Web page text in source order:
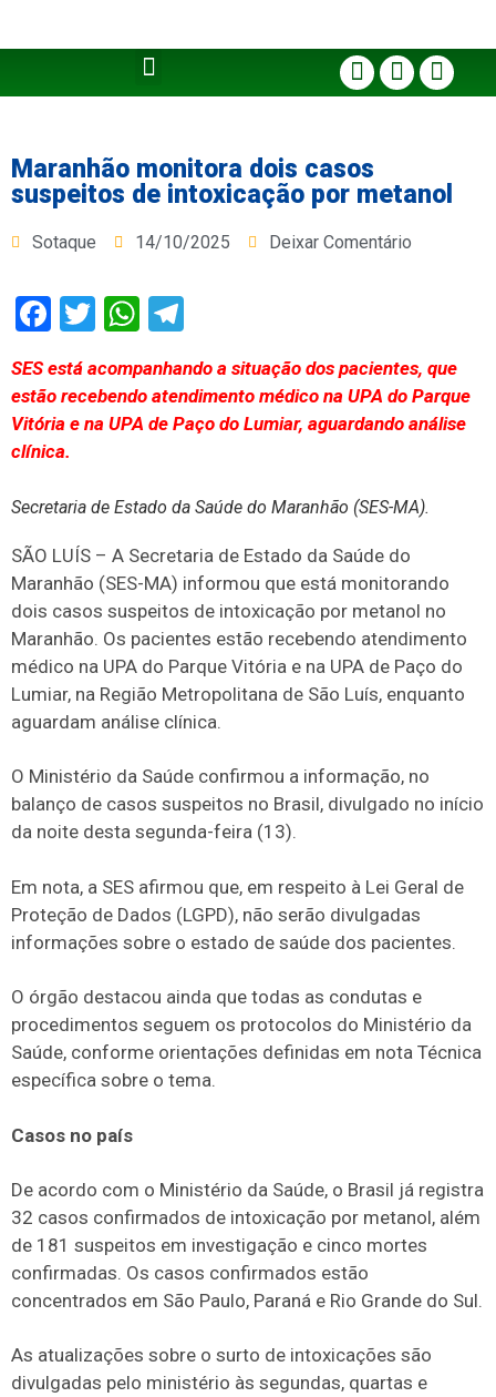
Maranhão monitora dois casos
suspeitos de intoxicação por metanol
Sotaque 14/10/2025 Deixar Comentário
Facebook
TwitterWhatsApp
SES está acompanhando a situação dos pacientes, que
estão recebendo atendimento médico na UPA do Parque
Vitória e na UPA de Paço do Lumiar, aguardando análise
clínica.
Secretaria de Estado da Saúde do Maranhão (SES-MA).
SÃO LUÍS – A Secretaria de Estado da Saúde do
Maranhão (SES-MA) informou que está monitorando
dois casos suspeitos de intoxicação por metanol no
Maranhão. Os pacientes estão recebendo atendimento
médico na UPA do Parque Vitória e na UPA de Paço do
Lumiar, na Região Metropolitana de São Luís, enquanto
aguardam análise clínica.
O Ministério da Saúde confirmou a informação, no
balanço de casos suspeitos no Brasil, divulgado no início
da noite desta segunda-feira (13).
Em nota, a SES afirmou que, em respeito à Lei Geral de
Proteção de Dados (LGPD), não serão divulgadas
informações sobre o estado de saúde dos pacientes.
O órgão destacou ainda que todas as condutas e
procedimentos seguem os protocolos do Ministério da
Saúde, conforme orientações definidas em nota Técnica
específica sobre o tema.
Casos no país
De acordo com o Ministério da Saúde, o Brasil já registra
32 casos confirmados de intoxicação por metanol, além
de 181 suspeitos em investigação e cinco mortes
confirmadas. Os casos confirmados estão
concentrados em São Paulo, Paraná e Rio Grande do Sul.
As atualizações sobre o surto de intoxicações são
divulgadas pelo ministério às segundas, quartas e